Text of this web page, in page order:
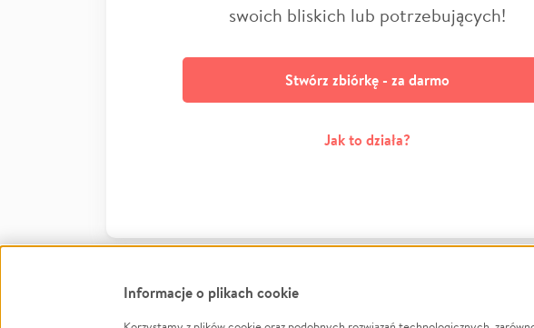
swoich bliskich lub potrzebujących!
Stwórz zbiórkę - za darmo
Jak to działa?
Informacje o plikach cookie